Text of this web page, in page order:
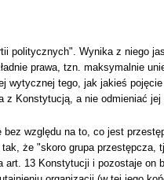
politycznych". Wynika z niego
prawa, tzn. maksymalnie
wytycznej tego, jak jakieś
Konstytucją, a nie odmieniać jej
bez względu na to, co jest
że "skoro grupa przestępcza,
art. 13 Konstytucji i pozostaje